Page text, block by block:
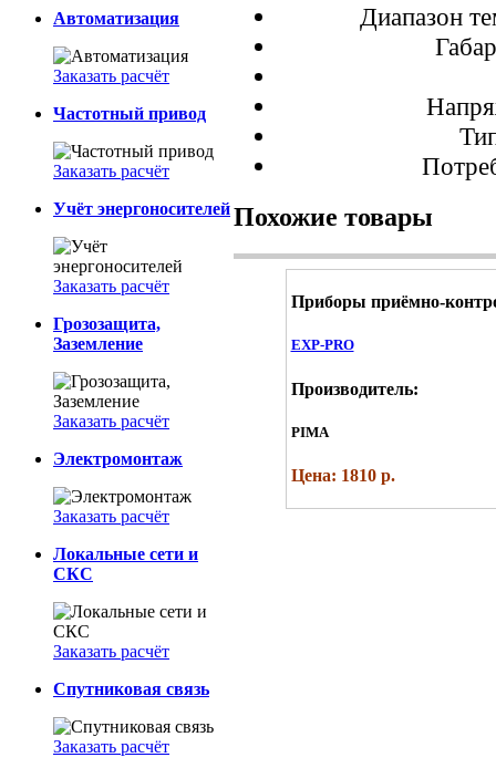
Автоматизация
Заказать расчёт
Частотный привод
Заказать расчёт
Учёт энергоносителей
Заказать расчёт
Грозозащита,
Заземление
Заказать расчёт
Электромонтаж
Заказать расчёт
Локальные сети и
СКС
Заказать расчёт
Спутниковая связь
Заказать расчёт
Диапазон
Похожие товары
Приборы приёмно-
EXP-PRO
Производитель:
PIMA
Цена: 1810 р.